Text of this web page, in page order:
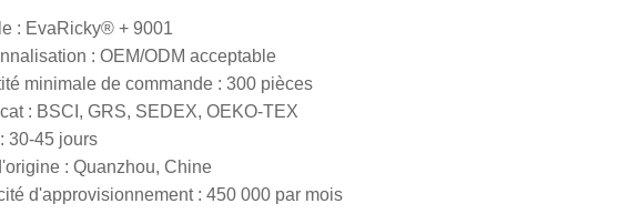
: EvaRicky® + 9001
: OEM/ODM acceptable
minimale de commande : 300 pièces
: BSCI, GRS, SEDEX, OEKO-TEX
30-45 jours
: Quanzhou, Chine
d'approvisionnement : 450 000 par mois